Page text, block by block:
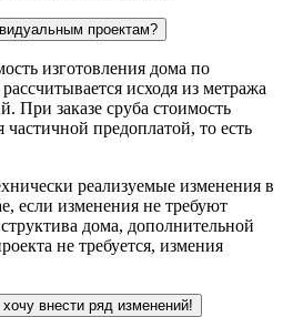
проектам?
изготовления дома по
исходя из метража
При заказе сруба стоимость
частичной предоплатой, то есть
реализуемые изменения в
если изменения не требуют
дома, дополнительной
не требуется, измения
внести ряд изменений!